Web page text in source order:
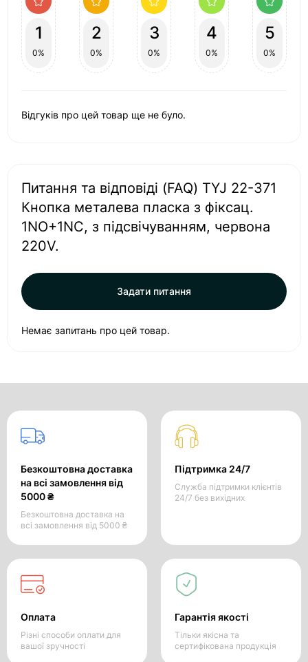
1
0%
2
0%
3
0%
4
0%
5
0%
Відгуків про цей товар ще не було.
Питання та відповіді (FAQ) TYJ 22-371
Кнопка металева пласка з фіксац.
1NO+1NC, з підсвічуванням, червона
220V.
Задати питання
Немає запитань про цей товар.
Безкоштовна доставка
на всі замовлення від
5000 ₴
Безкоштовна доставка на
всі замовлення від 5000 ₴
Підтримка 24/7
Служба підтримки клієнтів
24/7 без вихідних
Оплата
Різні способи оплати для
вашої зручності
Гарантія якості
Тільки якісна та
сертифікована продукція